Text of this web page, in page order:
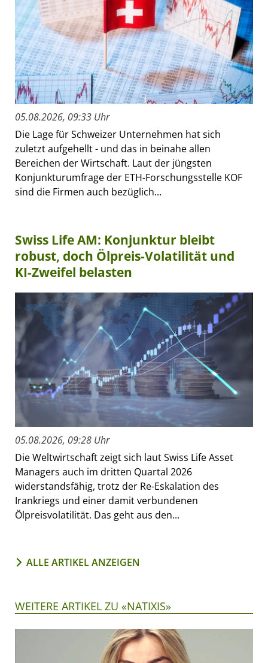
05.08.2026, 09:33 Uhr
Die Lage für Schweizer Unternehmen hat sich
zuletzt aufgehellt - und das in beinahe allen
Bereichen der Wirtschaft. Laut der jüngsten
Konjunkturumfrage der ETH-Forschungsstelle KOF
sind die Firmen auch bezüglich...
Swiss Life AM: Konjunktur bleibt
robust, doch Ölpreis-Volatilität und
KI-Zweifel belasten
05.08.2026, 09:28 Uhr
Die Weltwirtschaft zeigt sich laut Swiss Life Asset
Managers auch im dritten Quartal 2026
widerstandsfähig, trotz der Re-Eskalation des
Irankriegs und einer damit verbundenen
Ölpreisvolatilität. Das geht aus den...
ALLE ARTIKEL ANZEIGEN
WEITERE ARTIKEL ZU «NATIXIS»